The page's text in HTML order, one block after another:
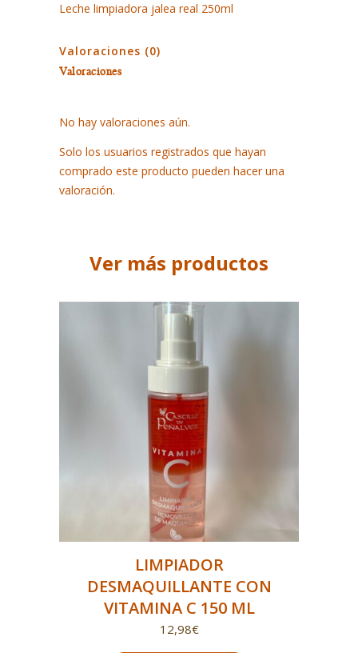
Leche limpiadora jalea real 250ml
Valoraciones (0)
Valoraciones
No hay valoraciones aún.
Solo los usuarios registrados que hayan
comprado este producto pueden hacer una
valoración.
Ver más productos
LIMPIADOR
DESMAQUILLANTE CON
VITAMINA C 150 ML
12,98€